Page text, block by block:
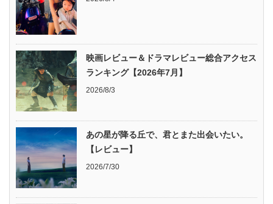
映画レビュー＆ドラマレビュー総合アクセス
ランキング【2026年7月】
2026/8/3
あの星が降る丘で、君とまた出会いたい。
【レビュー】
2026/7/30